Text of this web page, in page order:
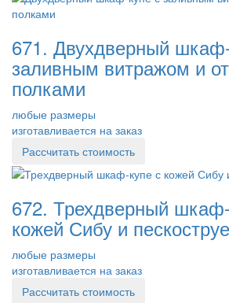
671. Двухдверный
заливным витражом и
полками
любые размеры
изготавливается на заказ
Рассчитать стоимость
672. Трехдверный
кожей Сибу и
любые размеры
изготавливается на заказ
Рассчитать стоимость